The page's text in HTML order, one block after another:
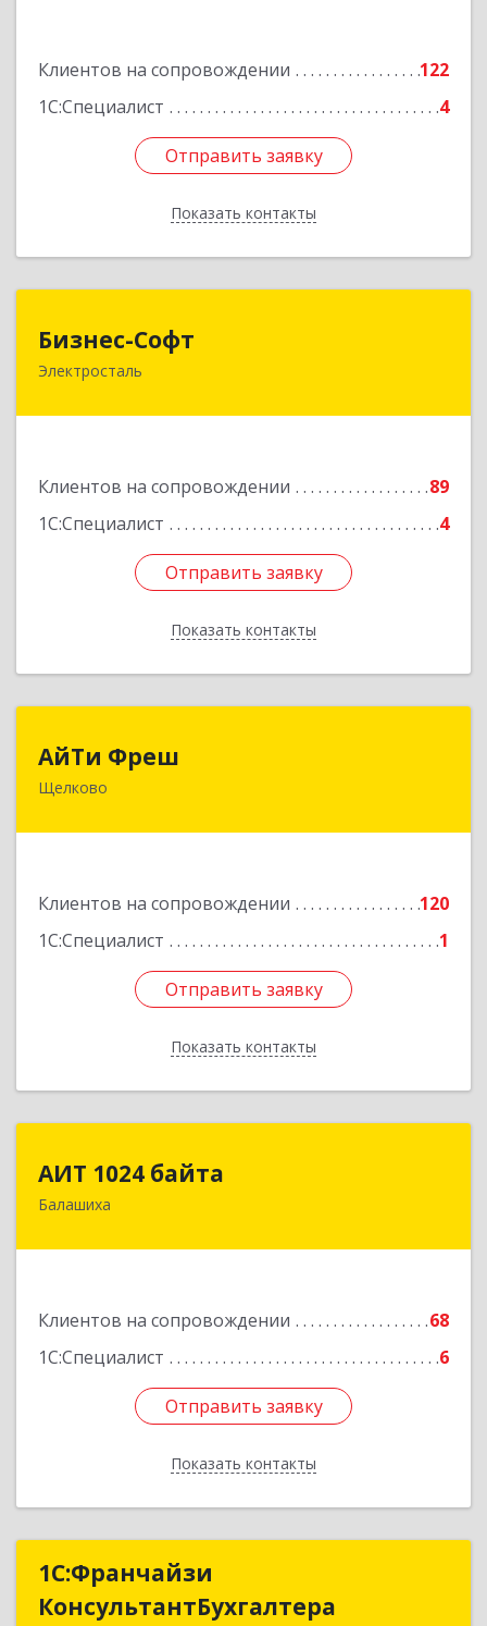
Клиентов на сопровождении
122
1С:Специалист
4
Отправить заявку
Показать контакты
Отправить заявку
Назад
Бизнес-Софт
Электросталь
Клиентов на сопровождении
89
1С:Специалист
4
Отправить заявку
Показать контакты
144000, Московская обл, Электросталь г, Карла
Отправить заявку
Назад
АйТи Фреш
Щелково
Клиентов на сопровождении
120
1С:Специалист
1
Отправить заявку
Показать контакты
141100, Московская обл, Щелково г, Городской
Отправить заявку
Назад
АИТ 1024 байта
Балашиха
Клиентов на сопровождении
68
1С:Специалист
6
Отправить заявку
Показать контакты
143909, Московская обл, Балашиха г, Солнечная
Отправить заявку
Назад
1С:Франчайзи
КонсультантБухгалтера
КонсультантБухгалтера